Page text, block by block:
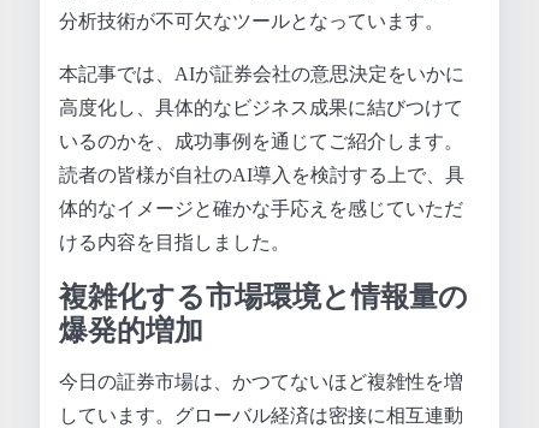
分析技術が不可欠なツールとなっています。
本記事では、AIが証券会社の意思決定をいかに
高度化し、具体的なビジネス成果に結びつけて
いるのかを、成功事例を通じてご紹介します。
読者の皆様が自社のAI導入を検討する上で、具
体的なイメージと確かな手応えを感じていただ
ける内容を目指しました。
複雑化する市場環境と情報量の
爆発的増加
今日の証券市場は、かつてないほど複雑性を増
しています。グローバル経済は密接に相互連動